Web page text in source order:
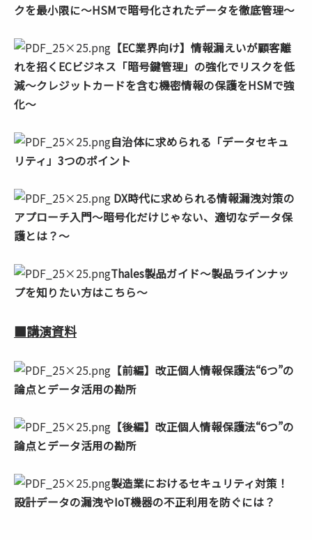
クを最小限に～HSMで暗号化されたデータを徹底管理～
【EC業界向け】情報漏えいが顧客離
れを招くECビジネス「暗号鍵管理」の強化でリスクを低
減～クレジットカードを含む機密情報の保護をHSMで強
化～
自治体に求められる「データセキュ
リティ」3つのポイント
DX時代に求められる情報漏洩対策の
アプローチ入門～暗号化だけじゃない、適切なデータ保
護とは？～
Thales製品ガイド～製品ラインナッ
プを知りたい方はこちら～
■講演資料
【前編】改正個人情報保護法“6つ”の
論点とデータ活用の勘所
【後編】改正個人情報保護法“6つ”の
論点とデータ活用の勘所
製造業におけるセキュリティ対策！
設計データの漏洩やIoT機器の不正利用を防ぐには？